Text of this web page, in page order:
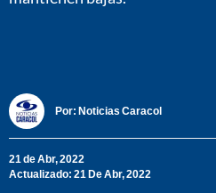
Por: Noticias Caracol
21 de Abr, 2022
Actualizado: 21 De Abr, 2022